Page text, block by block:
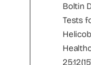
Boltin
Tests